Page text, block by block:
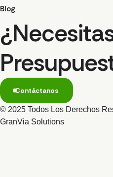
Blog
Contáctanos
© 2025 Todos Los Derechos
GranVia Solutions